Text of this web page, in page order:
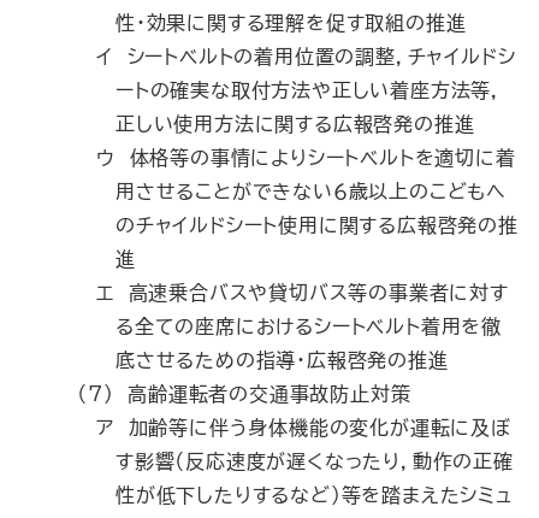
性・効果に関する理解を促す取組の推進
イ シートベルトの着用位置の調整，チャイルドシ
ートの確実な取付方法や正しい着座方法等，
正しい使用方法に関する広報啓発の推進
ウ 体格等の事情によりシートベルトを適切に着
用させることができない６歳以上のこどもへ
のチャイルドシート使用に関する広報啓発の推
進
エ 高速乗合バスや貸切バス等の事業者に対す
る全ての座席におけるシートベルト着用を徹
底させるための指導・広報啓発の推進
（7） 高齢運転者の交通事故防止対策
ア 加齢等に伴う身体機能の変化が運転に及ぼ
す影響（反応速度が遅くなったり，動作の正確
性が低下したりするなど）等を踏まえたシミュ